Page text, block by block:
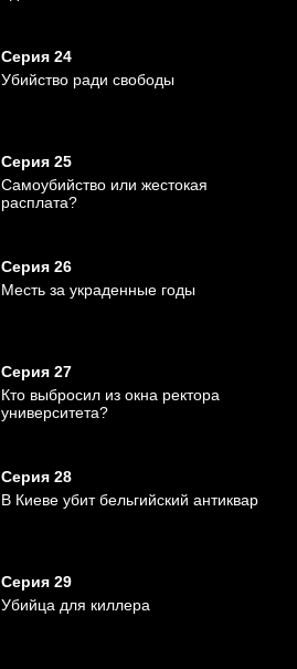
Серия 24
Убийство ради свободы
Серия 25
Самоубийство или жестокая
расплата?
Серия 26
Месть за украденные годы
Серия 27
Кто выбросил из окна ректора
университета?
Серия 28
В Киеве убит бельгийский антиквар
Серия 29
Убийца для киллера